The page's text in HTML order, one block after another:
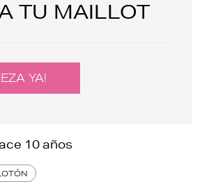
TU MAILLOT
YA!
10 años